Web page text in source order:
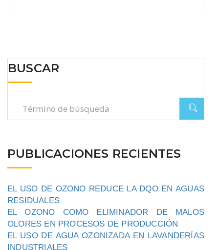
BUSCAR
PUBLICACIONES RECIENTES
EL USO DE OZONO REDUCE LA DQO EN AGUAS
RESIDUALES
EL OZONO COMO ELIMINADOR DE MALOS
OLORES EN PROCESOS DE PRODUCCIÓN
EL USO DE AGUA OZONIZADA EN LAVANDERÍAS
INDUSTRIALES